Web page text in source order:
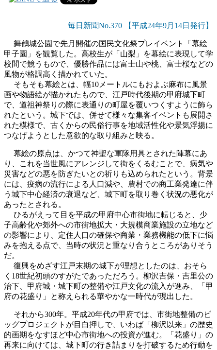
毎日新聞No.370 【平成24年9月14日発行】
舞鶴城公園で先月開催の国民文化祭プレイベント「幕絵
甲子園」を観覧した。高校生が「山梨」を幕絵に表現して学
校間で競うもので、優勝作品には富士山や桃、富士桜などの
風物が格調高く描かれていた。
そもそも幕絵とは、幅10メートルにもおよぶ麻布に風景
画や物語絵が描かれたもので、江戸時代後期の甲府城下町
で、道祖神祭りの際に表通りの町屋を覆いつくすように飾ら
れたという。城下では、併せて様々な集客イベントも展開さ
れた模様で、古くからの民俗行事を地域活性化や景気浮揚に
つなげようとした意欲的な取り組みと映る。
幕絵の原点は、かつて神聖な軍隊用具とされた陣幕にあ
り、これを当世風にアレンジして街をくるむことで、病気や
災害などの悪を防ぎたいとの祈りも込められたという。背景
には、疫病の流行による人口減や、農村での商工業発達に伴
う城下中心経済の衰退など、城下町を取り巻く状況の悪化が
あったとされる。
ひるがえって目を平成の甲府中心市街地に転じると、少
子高齢化や郊外への市街地拡大・大規模商業施設の立地など
の影響により、定住人口の確保や商業・業務機能の低下に悩
みを抱える点で、当時の状況と重なり合うところがありそう
だ。
復興をめざす江戸末期の城下が理想としたのは、おそら
く18世紀初頭のすがたであっただろう。柳沢吉保・吉里公の
治下、甲府城・城下町の整備や江戸文化の流入が進み、「甲
府の花盛り」と称えられる華やかな一時代が現出した。
それから300年。平成20年代の甲府では、市街地整備のビ
ッグプロジェクトが目白押しで、いわば「柳沢以来」の歴史
的画期をなすほど中心市街地への投資が進む。「花盛り」の
再来に向けては、城下町の行き詰まりを打破するため行動を